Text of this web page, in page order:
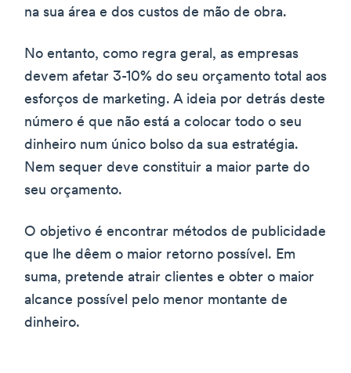
na sua área e dos custos de mão de obra.
No entanto, como regra geral, as empresas
devem afetar 3-10% do seu orçamento total aos
esforços de marketing. A ideia por detrás deste
número é que não está a colocar todo o seu
dinheiro num único bolso da sua estratégia.
Nem sequer deve constituir a maior parte do
seu orçamento.
O objetivo é encontrar métodos de publicidade
que lhe dêem o maior retorno possível. Em
suma, pretende atrair clientes e obter o maior
alcance possível pelo menor montante de
dinheiro.